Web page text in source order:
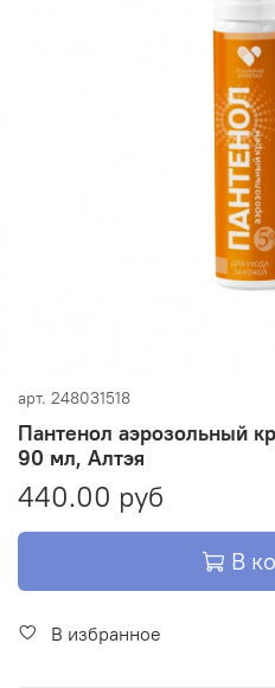
арт. 248031518
Пантенол аэрозольный
90 мл, Алтэя
440.00 руб
В
В избранное